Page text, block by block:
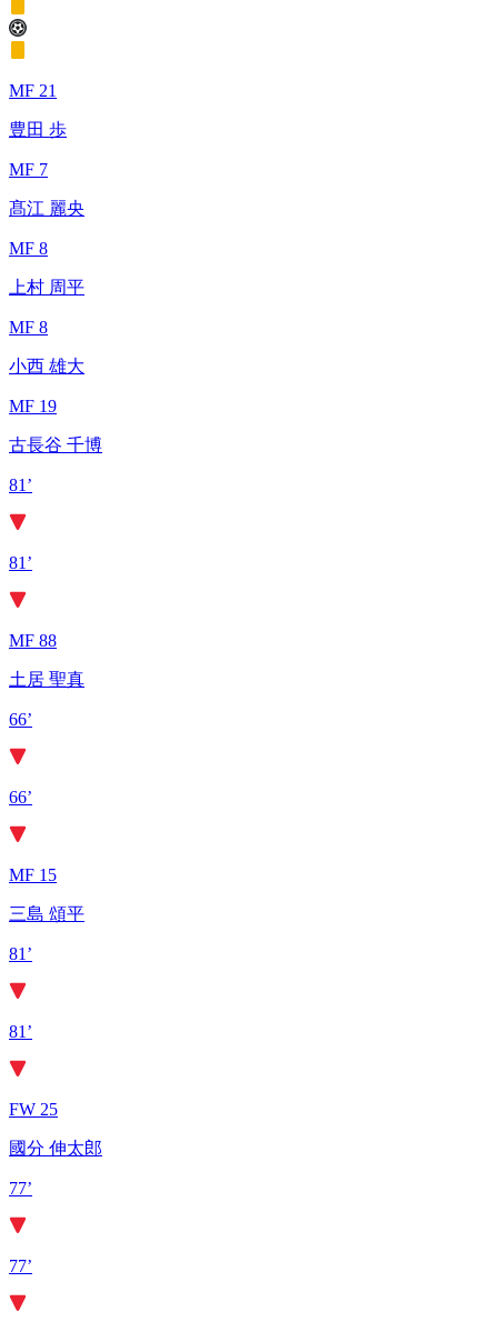
MF 21
豊田 歩
MF 7
髙江 麗央
MF 8
上村 周平
MF 8
小西 雄大
MF 19
古長谷 千博
81’
81’
MF 88
土居 聖真
66’
66’
MF 15
三島 頌平
81’
81’
FW 25
國分 伸太郎
77’
77’